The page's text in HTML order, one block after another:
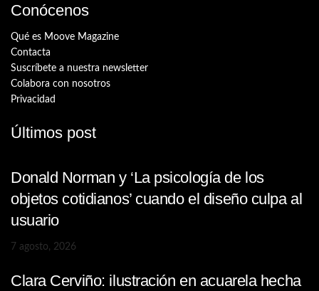
Conócenos
Qué es Moove Magazine
Contacta
Suscríbete a nuestra newsletter
Colabora con nosotros
Privacidad
Últimos post
Donald Norman y ‘La psicología de los
objetos cotidianos’ cuando el diseño culpa al
usuario
7 agosto, 2026
Clara Cerviño: ilustración en acuarela hecha